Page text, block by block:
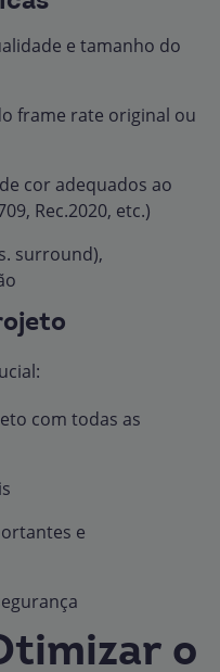
e tamanho do
frame rate original ou
cor adequados ao
Rec.2020, etc.)
surround),
com todas as
e
o